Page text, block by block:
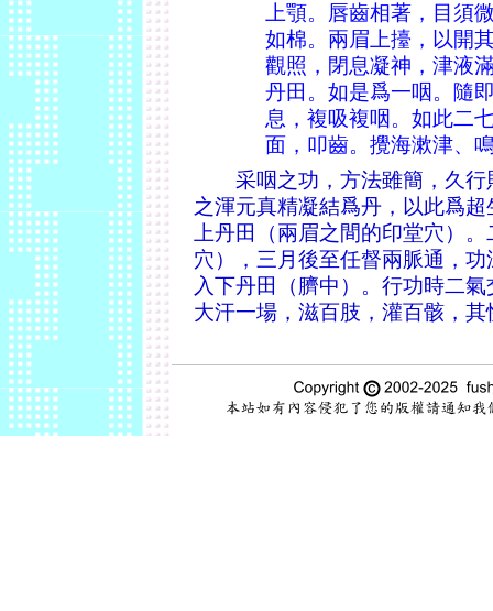
上顎。唇齒相著，目須
如棉。兩眉上擡，以開
觀照，閉息凝神，津液
丹田。如是爲一咽。隨
息，複吸複咽。如此二
面，叩齒。攪海漱津、
采咽之功，方法雖簡，久行
之渾元真精凝結爲丹，以此爲
上丹田（兩眉之間的印堂穴）
穴），三月後至任督兩脈通，
入下丹田（臍中）。行功時二
大汗一場，滋百肢，灌百骸，